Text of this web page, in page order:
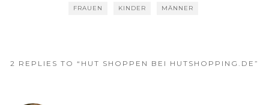
FRAUEN KINDER MÄNNER
2 REPLIES TO “HUT SHOPPEN BEI HUTSHOPPING.DE”